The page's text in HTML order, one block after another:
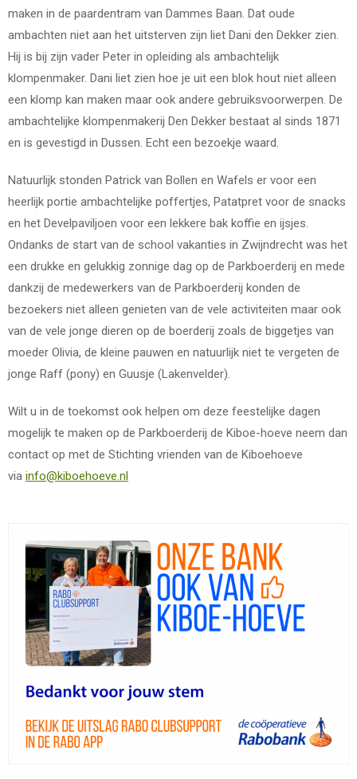
maken in de paardentram van Dammes Baan. Dat oude
ambachten niet aan het uitsterven zijn liet Dani den Dekker zien.
Hij is bij zijn vader Peter in opleiding als ambachtelijk
klompenmaker. Dani liet zien hoe je uit een blok hout niet alleen
een klomp kan maken maar ook andere gebruiksvoorwerpen. De
ambachtelijke klompenmakerij Den Dekker bestaat al sinds 1871
en is gevestigd in Dussen. Echt een bezoekje waard.
Natuurlijk stonden Patrick van Bollen en Wafels er voor een
heerlijk portie ambachtelijke poffertjes, Patatpret voor de snacks
en het Develpaviljoen voor een lekkere bak koffie en ijsjes.
Ondanks de start van de school vakanties in Zwijndrecht was het
een drukke en gelukkig zonnige dag op de Parkboerderij en mede
dankzij de medewerkers van de Parkboerderij konden de
bezoekers niet alleen genieten van de vele activiteiten maar ook
van de vele jonge dieren op de boerderij zoals de biggetjes van
moeder Olivia, de kleine pauwen en natuurlijk niet te vergeten de
jonge Raff (pony) en Guusje (Lakenvelder).
Wilt u in de toekomst ook helpen om deze feestelijke dagen
mogelijk te maken op de Parkboerderij de Kiboe-hoeve neem dan
contact op met de Stichting vrienden van de Kiboehoeve
via info@kiboehoeve.nl